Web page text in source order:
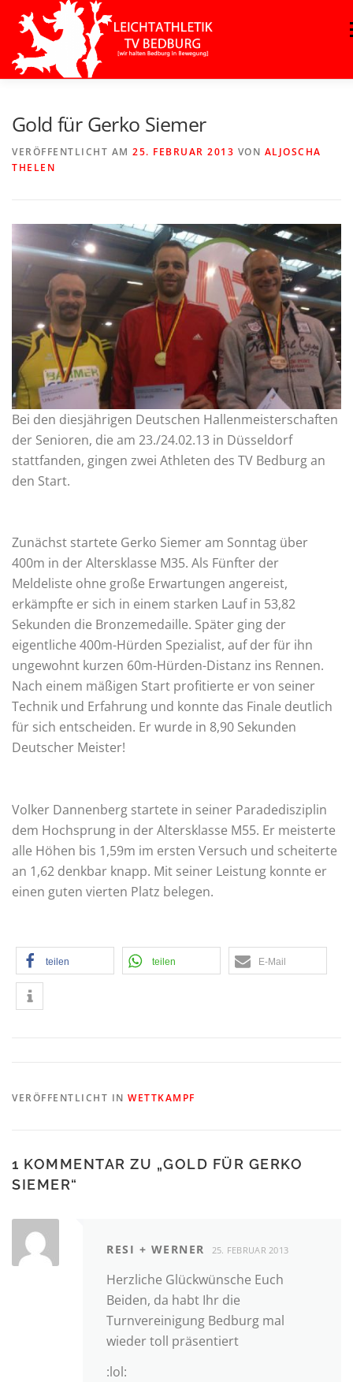
Inhalt
springen
Gold für Gerko Siemer
VERÖFFENTLICHT AM 25. FEBRUAR 2013 VON ALJOSCHA
THELEN
Bei den diesjährigen Deutschen Hallenmeisterschaften
der Senioren, die am 23./24.02.13 in Düsseldorf
stattfanden, gingen zwei Athleten des TV Bedburg an
den Start.
Zunächst startete Gerko Siemer am Sonntag über
400m in der Altersklasse M35. Als Fünfter der
Meldeliste ohne große Erwartungen angereist,
erkämpfte er sich in einem starken Lauf in 53,82
Sekunden die Bronzemedaille. Später ging der
eigentliche 400m-Hürden Spezialist, auf der für ihn
ungewohnt kurzen 60m-Hürden-Distanz ins Rennen.
Nach einem mäßigen Start profitierte er von seiner
Technik und Erfahrung und konnte das Finale deutlich
für sich entscheiden. Er wurde in 8,90 Sekunden
Deutscher Meister!
Volker Dannenberg startete in seiner Paradedisziplin
dem Hochsprung in der Altersklasse M55. Er meisterte
alle Höhen bis 1,59m im ersten Versuch und scheiterte
an 1,62 denkbar knapp. Mit seiner Leistung konnte er
einen guten vierten Platz belegen.
teilen teilen E-Mail
VERÖFFENTLICHT IN WETTKAMPF
1 KOMMENTAR ZU „GOLD FÜR GERKO
SIEMER“
RESI + WERNER 25. FEBRUAR 2013
Herzliche Glückwünsche Euch
Beiden, da habt Ihr die
Turnvereinigung Bedburg mal
wieder toll präsentiert
:lol: